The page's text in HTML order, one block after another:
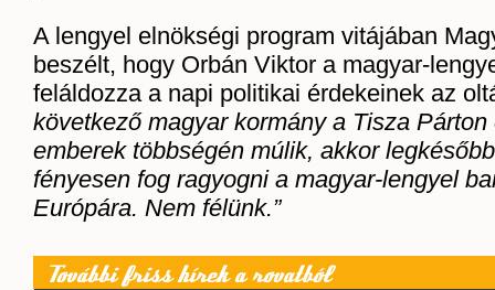
A lengyel elnökségi program vitájában
beszélt, hogy Orbán Viktor a magyar-
feláldozza a napi politikai érdekeinek az
következő magyar kormány a Tisza Párton
emberek többségén múlik, akkor
fényesen fog ragyogni a magyar-lengyel
Európára. Nem félünk.”
További friss hírek a rovatból